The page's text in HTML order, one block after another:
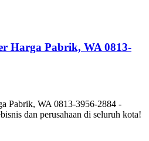
Harga Pabrik, WA 0813-
Pabrik, WA 0813-3956-2884 -
dan perusahaan di seluruh kota!